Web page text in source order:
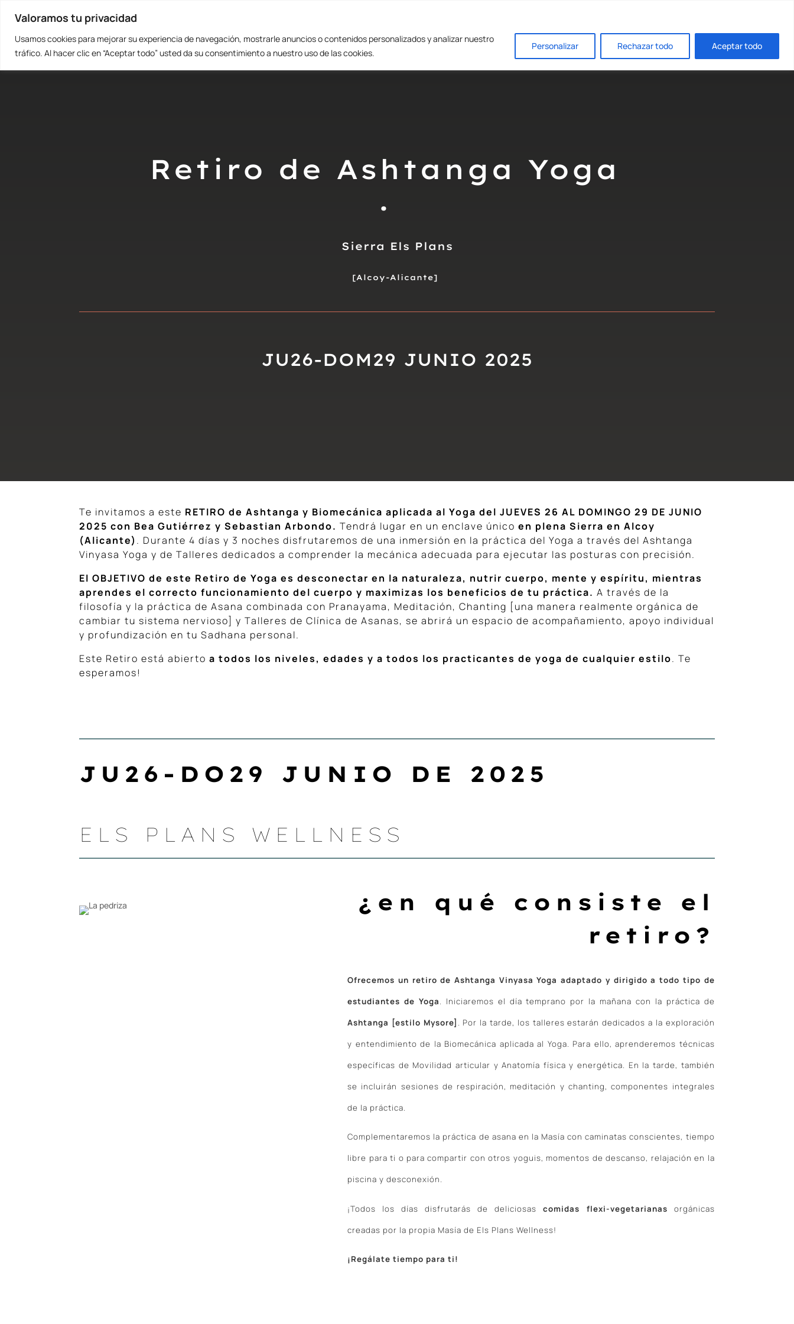
Valoramos tu privacidad
Usamos cookies para mejorar su experiencia de navegación, mostrarle anuncios o contenidos personalizados y analizar nuestro
tráfico. Al hacer clic en “Aceptar todo” usted da su consentimiento a nuestro uso de las cookies.
Personalizar Rechazar todo Aceptar todo
Tarifas Formaciones y Talleres Retiros El Estudio Contacto
Retiro de Ashtanga Yoga
·
Sierra Els Plans
[Alcoy-Alicante]
JU26-DOM29 JUNIO 2025
Te invitamos a este RETIRO de Ashtanga y Biomecánica aplicada al Yoga del JUEVES 26 AL DOMINGO 29 DE JUNIO
2025 con Bea Gutiérrez y Sebastian Arbondo.Tendrá lugar en un enclave único en plena Sierra en Alcoy
(Alicante) . Durante 4 días y 3 noches disfrutaremos de una inmersión en la práctica del Yoga a través del Ashtanga
Vinyasa Yoga y de Talleres dedicados a comprender la mecánica adecuada para ejecutar las posturas con precisión.
El OBJETIVO de este Retiro de Yoga es desconectar en la naturaleza, nutrir cuerpo, mente y espíritu, mientras
aprendes el correcto funcionamiento del cuerpo y maximizas los beneficios de tu práctica.A través de la
filosofía y la práctica de Asana combinada con Pranayama, Meditación, Chanting [una manera realmente orgánica de
cambiar tu sistema nervioso] y Talleres de Clínica de Asanas, se abrirá un espacio de acompañamiento, apoyo individual
y profundización en tu Sadhana personal.
Este Retiro está abiertoa todos los niveles, edades y a todos los practicantes de yoga de cualquier estilo. Te
esperamos!
JU26-DO29 JUNIO DE 2025
ELS PLANS WELLNESS
¿en qué consiste el
retiro?
Ofrecemos un retiro de Ashtanga Vinyasa Yoga adaptado y dirigido a todo tipo de
estudiantes de Yoga. Iniciaremos el día temprano por la mañana con la práctica de
Ashtanga [estilo Mysore] . Por la tarde, los talleres estarán dedicados a la exploración
y entendimiento de la Biomecánica aplicada al Yoga. Para ello, aprenderemos técnicas
específicas de Movilidad articular y Anatomía física y energética. En la tarde, también
se incluirán sesiones de respiración, meditación y chanting, componentes integrales
de la práctica.
Complementaremos la práctica de asana en la Masía con caminatas conscientes, tiempo
libre para ti o para compartir con otros yoguis, momentos de descanso, relajación en la
piscina y desconexión.
¡Todos los días disfrutarás de deliciosascomidas flexi-vegetarianas orgánicas
creadas por la propia Masía de Els Plans Wellness!
¡Regálate tiempo para ti!